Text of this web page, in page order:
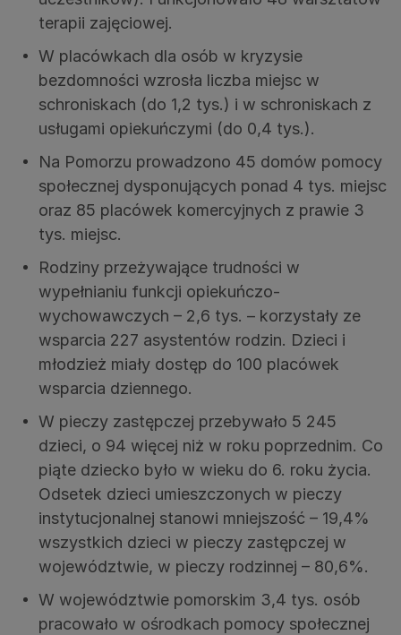
terapii zajęciowej.
W placówkach dla osób w kryzysie
bezdomności wzrosła liczba miejsc w
schroniskach (do 1,2 tys.) i w schroniskach z
usługami opiekuńczymi (do 0,4 tys.).
Na Pomorzu prowadzono 45 domów pomocy
społecznej dysponujących ponad 4 tys. miejsc
oraz 85 placówek komercyjnych z prawie 3
tys. miejsc.
Rodziny przeżywające trudności w
wypełnianiu funkcji opiekuńczo-
wychowawczych – 2,6 tys. – korzystały ze
wsparcia 227 asystentów rodzin. Dzieci i
młodzież miały dostęp do 100 placówek
wsparcia dziennego.
W pieczy zastępczej przebywało 5 245
dzieci, o 94 więcej niż w roku poprzednim. Co
piąte dziecko było w wieku do 6. roku życia.
Odsetek dzieci umieszczonych w pieczy
instytucjonalnej stanowi mniejszość – 19,4%
wszystkich dzieci w pieczy zastępczej w
województwie, w pieczy rodzinnej – 80,6%.
W województwie pomorskim 3,4 tys. osób
pracowało w ośrodkach pomocy społecznej